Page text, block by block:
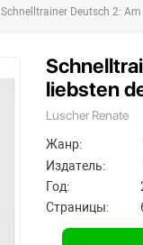
Schnelltrainer Deutsch 2:
liebsten
Luscher Renate
Жанр:
Издатель:
Год:
Страницы: